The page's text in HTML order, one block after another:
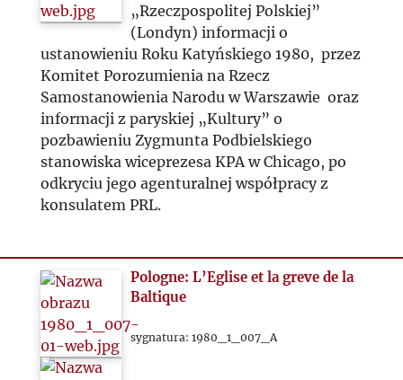
„Rzeczpospolitej Polskiej”
(Londyn) informacji o
ustanowieniu Roku Katyńskiego 1980, przez
Komitet Porozumienia na Rzecz
Samostanowienia Narodu w Warszawie oraz
informacji z paryskiej „Kultury” o
pozbawieniu Zygmunta Podbielskiego
stanowiska wiceprezesa KPA w Chicago, po
odkryciu jego agenturalnej współpracy z
konsulatem PRL.
Pologne: L’Eglise et la greve de la
Baltique
sygnatura: 1980_1_007_A